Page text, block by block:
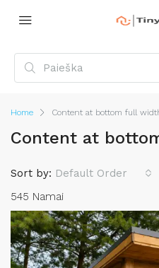
Home Content at bottom full
Content at
545 Namai
Sort by: Default Order